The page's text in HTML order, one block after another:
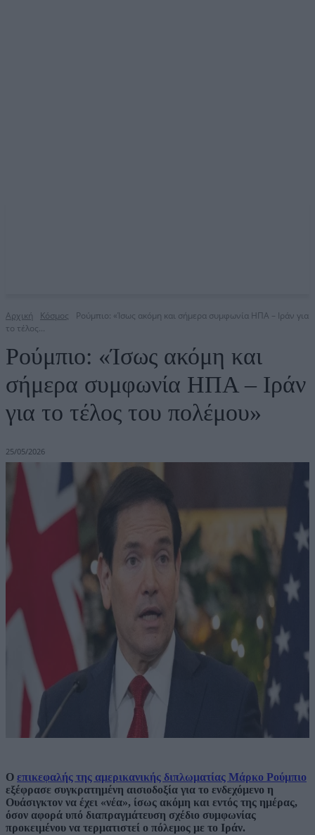
Αρχική Κόσμος
Ρούμπιο: «Ίσως ακόμη και σήμερα συμφωνία ΗΠΑ – Ιράν για
το τέλος...
Ρούμπιο: «Ίσως ακόμη και
σήμερα συμφωνία ΗΠΑ – Ιράν
για το τέλος του πολέμου»
25/05/2026
Ο επικεφαλής της αμερικανικής διπλωματίας Μάρκο Ρούμπιο
εξέφρασε συγκρατημένη αισιοδοξία για το ενδεχόμενο η
Ουάσιγκτον να έχει «νέα», ίσως ακόμη και εντός της ημέρας,
όσον αφορά υπό διαπραγμάτευση σχέδιο συμφωνίας
προκειμένου να τερματιστεί ο πόλεμος με το Ιράν.